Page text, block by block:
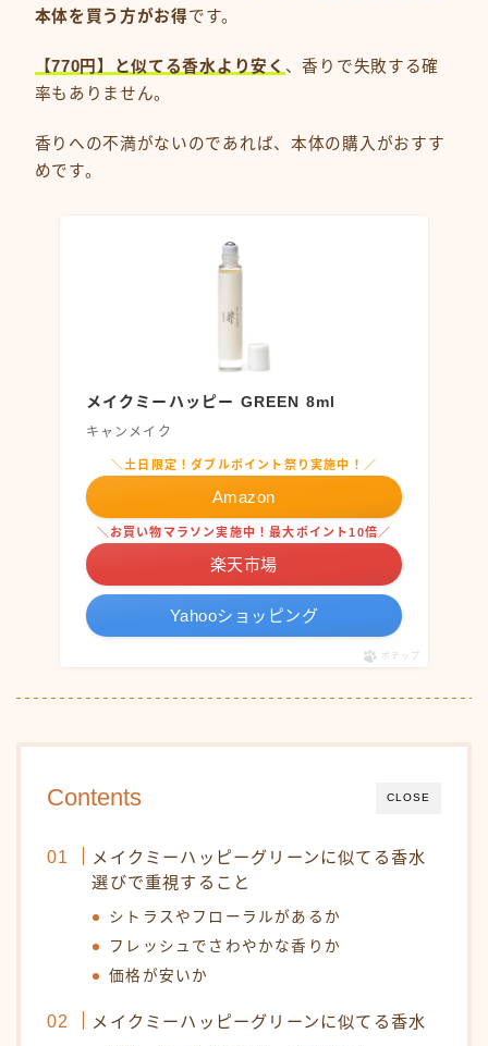
本体を買う方がお得です。
【770円】と似てる香水より安く 、香りで失敗する確
率もありません。
香りへの不満がないのであれば、本体の購入がおすす
めです。
メイクミーハッピー GREEN 8ml
キャンメイク
＼土日限定！ダブルポイント祭り実施中！／
Amazon
＼お買い物マラソン実施中！最大ポイント10倍／
楽天市場
Yahooショッピング
ポチップ
CLOSE
Contents
メイクミーハッピーグリーンに似てる香水
選びで重視すること
シトラスやフローラルがあるか
フレッシュでさわやかな香りか
価格が安いか
メイクミーハッピーグリーンに似てる香水